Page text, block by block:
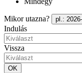
Mikor utazna? pl.:
Indulás
Vissza
OK